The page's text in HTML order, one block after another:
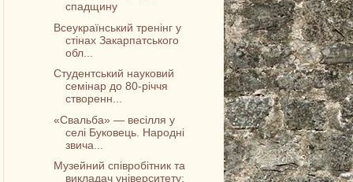
спадщину
Всеукраїнський тренінг у
стінах Закарпатського
обл...
Студентський науковий
семінар до 80-річчя
створенн...
«Свальба» — весілля у
селі Буковець. Народні
звича...
Музейний співробітник та
викладач університету: